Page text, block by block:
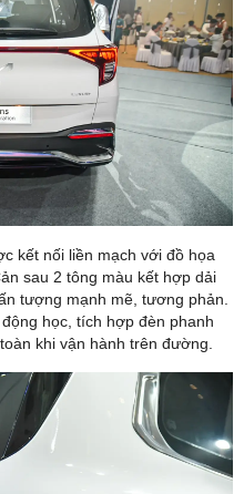
kết nối liền mạch với đồ họa
sau 2 tông màu kết hợp dải
tượng mạnh mẽ, tương phản.
học, tích hợp đèn phanh
khi vận hành trên đường.